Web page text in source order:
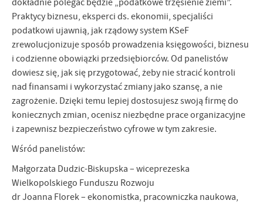
Praktycy biznesu, eksperci ds. ekonomii, specjaliści
podatkowi ujawnią, jak rządowy system KSeF
zrewolucjonizuje sposób prowadzenia księgowości, biznesu
i codzienne obowiązki przedsiębiorców. Od panelistów
dowiesz się, jak się przygotować, żeby nie stracić kontroli
nad finansami i wykorzystać zmiany jako szansę, a nie
zagrożenie. Dzięki temu lepiej dostosujesz swoją firmę do
koniecznych zmian, ocenisz niezbędne prace organizacyjne
i zapewnisz bezpieczeństwo cyfrowe w tym zakresie.
Wśród panelistów:
Małgorzata Dudzic-Biskupska – wiceprezeska
Wielkopolskiego Funduszu Rozwoju
dr Joanna Florek – ekonomistka, pracowniczka naukowa,